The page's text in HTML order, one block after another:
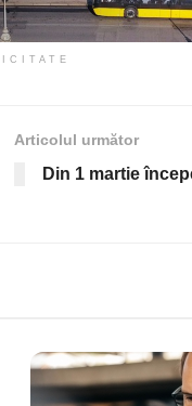
Articolul următor
Din 1 martie